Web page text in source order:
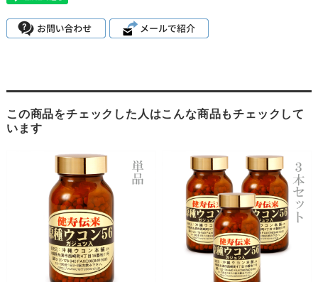
この商品をチェックした人はこんな商品もチェックして
います